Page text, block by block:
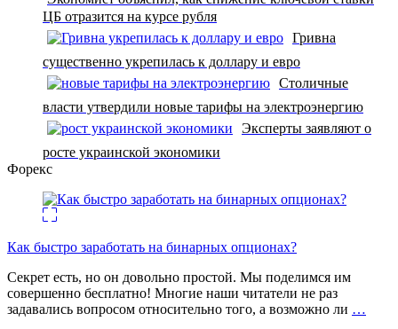
ЦБ отразится на курсе рубля
Гривна
существенно укрепилась к доллару и евро
Столичные
власти утвердили новые тарифы на электроэнергию
Эксперты заявляют о
росте украинской экономики
Форекс
Как быстро заработать на бинарных опционах?
Секрет есть, но он довольно простой. Мы поделимся им
совершенно бесплатно! Многие наши читатели не раз
задавались вопросом относительно того, а возможно ли …